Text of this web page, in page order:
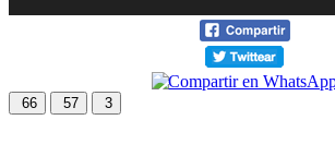
66 57 3